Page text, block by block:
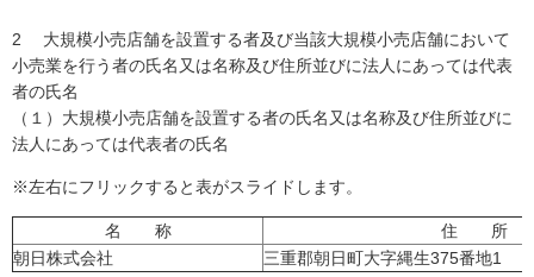
2 大規模小売店舗を設置する者及び当該大規模小売店舗において
小売業を行う者の氏名又は名称及び住所並びに法人にあっては代表
者の氏名
（１）大規模小売店舗を設置する者の氏名又は名称及び住所並びに
法人にあっては代表者の氏名
※左右にフリックすると表がスライドします。
名 称
住 所
朝日株式会社
三重郡朝日町大字縄生375番地1